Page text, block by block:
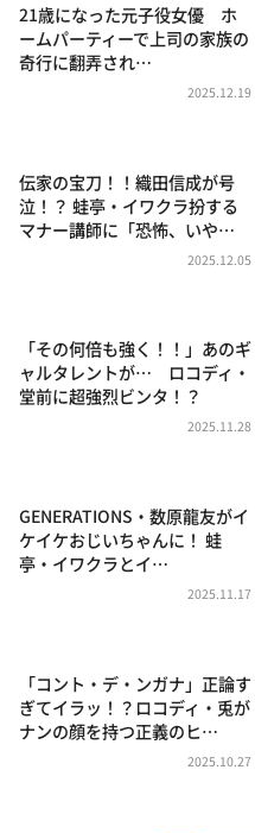
news おかえり
河合＆A.B.C-Z塚田×福
（news おかえり）
朝だ！生です旅サラダ
教えて！ニュースライ
ポツンと一軒家
ザキ山小屋本館
21歳になった元子役女優 ホ
ームパーティーで上司の家族の
奇行に翻弄され…
2025.12.19
伝家の宝刀！！織田信成が号
泣！？ 蛙亭・イワクラ扮する
マナー講師に「恐怖、いや…
2025.12.05
「その何倍も強く！！」あのギ
ャルタレントが… ロコディ・
堂前に超強烈ビンタ！？
2025.11.28
GENERATIONS・数原龍友がイ
ケイケおじいちゃんに！ 蛙
亭・イワクラとイ…
2025.11.17
「コント・デ・ンガナ」正論す
ぎてイラッ！？ロコディ・兎が
ナンの顔を持つ正義のヒ…
2025.10.27